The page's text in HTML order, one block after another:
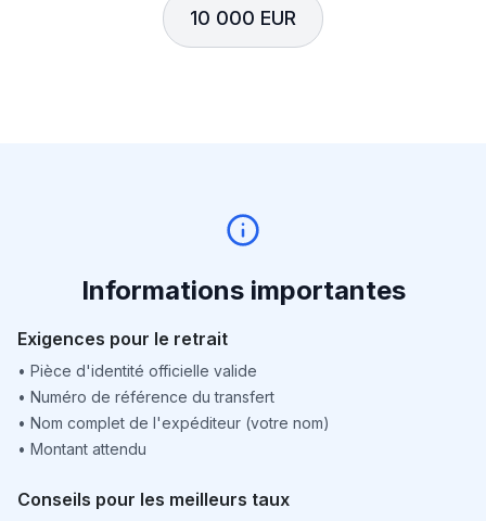
10 000 EUR
Informations importantes
Exigences pour le retrait
• Pièce d'identité officielle valide
• Numéro de référence du transfert
• Nom complet de l'expéditeur (votre nom)
• Montant attendu
Conseils pour les meilleurs taux